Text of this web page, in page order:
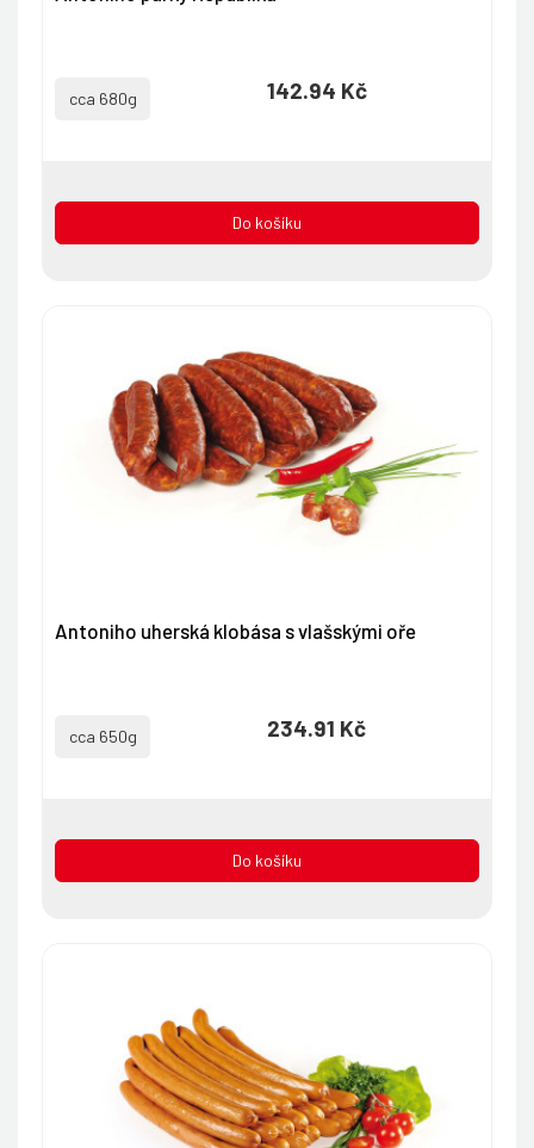
cca 680g 142.94 Kč
Do košíku
Antoniho uherská klobása s vlašskými oře
cca 650g 234.91 Kč
Do košíku